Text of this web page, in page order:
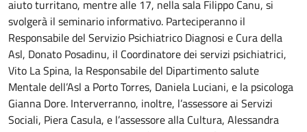
aiuto turritano, mentre alle 17, nella sala Filippo Canu, si
svolgerà il seminario informativo. Parteciperanno il
Responsabile del Servizio Psichiatrico Diagnosi e Cura della
Asl, Donato Posadinu, il Coordinatore dei servizi psichiatrici,
Vito La Spina, la Responsabile del Dipartimento salute
Mentale dell’Asl a Porto Torres, Daniela Luciani, e la psicologa
Gianna Dore. Interverranno, inoltre, l’assessore ai Servizi
Sociali, Piera Casula, e l’assessore alla Cultura, Alessandra